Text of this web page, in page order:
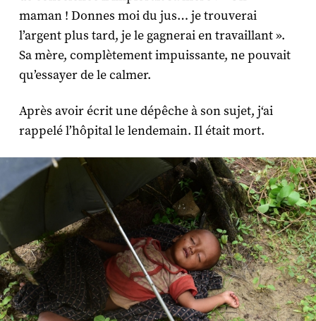
maman ! Donnes moi du jus… je trouverai
l’argent plus tard, je le gagnerai en travaillant ».
Sa mère, complètement impuissante, ne pouvait
qu’essayer de le calmer.
Après avoir écrit une dépêche à son sujet, j‘ai
rappelé l’hôpital le lendemain. Il était mort.